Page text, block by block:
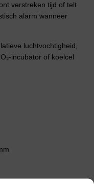
verstreken tijd of telt
alarm wanneer
luchtvochtigheid,
incubator of koelcel